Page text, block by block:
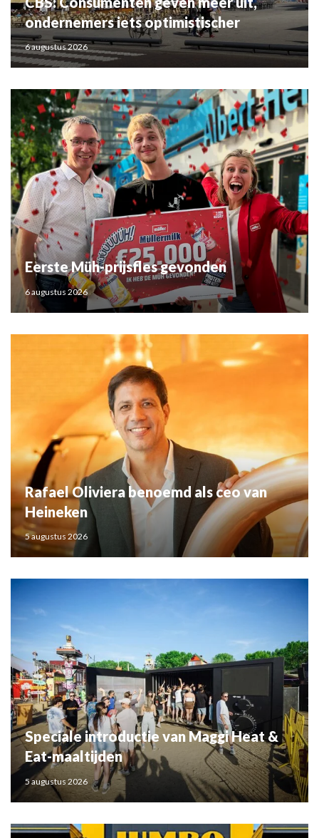
ondernemers iets optimistischer
6 augustus 2026
Eerste Müh-prijsfles gevonden
6 augustus 2026
Rafael Oliviera benoemd als ceo van
Heineken
5 augustus 2026
Speciale introductie van Maggi Heat &
Eat-maaltijden
5 augustus 2026